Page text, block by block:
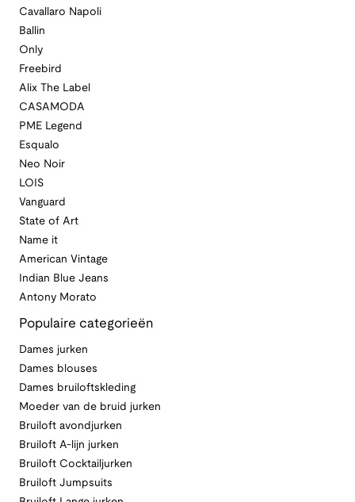
Cavallaro Napoli
Ballin
Only
Freebird
Alix The Label
CASAMODA
PME Legend
Esqualo
Neo Noir
LOIS
Vanguard
State of Art
Name it
American Vintage
Indian Blue Jeans
Antony Morato
Populaire categorieën
Dames jurken
Dames blouses
Dames bruiloftskleding
Moeder van de bruid jurken
Bruiloft avondjurken
Bruiloft A-lijn jurken
Bruiloft Cocktailjurken
Bruiloft Jumpsuits